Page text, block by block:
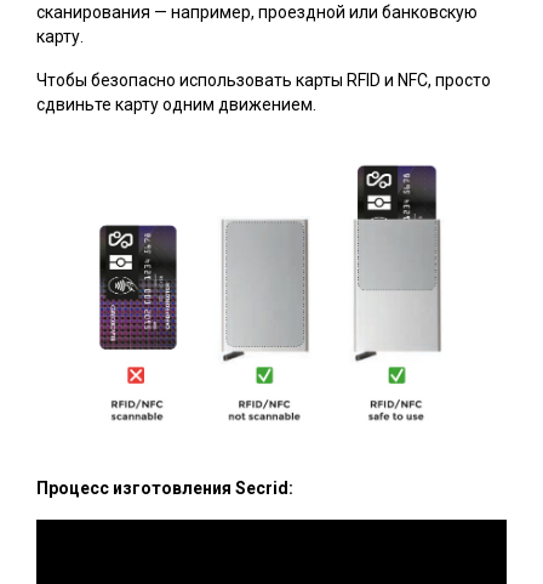
сканирования — например, проездной или банковскую
карту.
Чтобы безопасно использовать карты RFID и NFC, просто
сдвиньте карту одним движением.
Процесс изготовления Secrid: